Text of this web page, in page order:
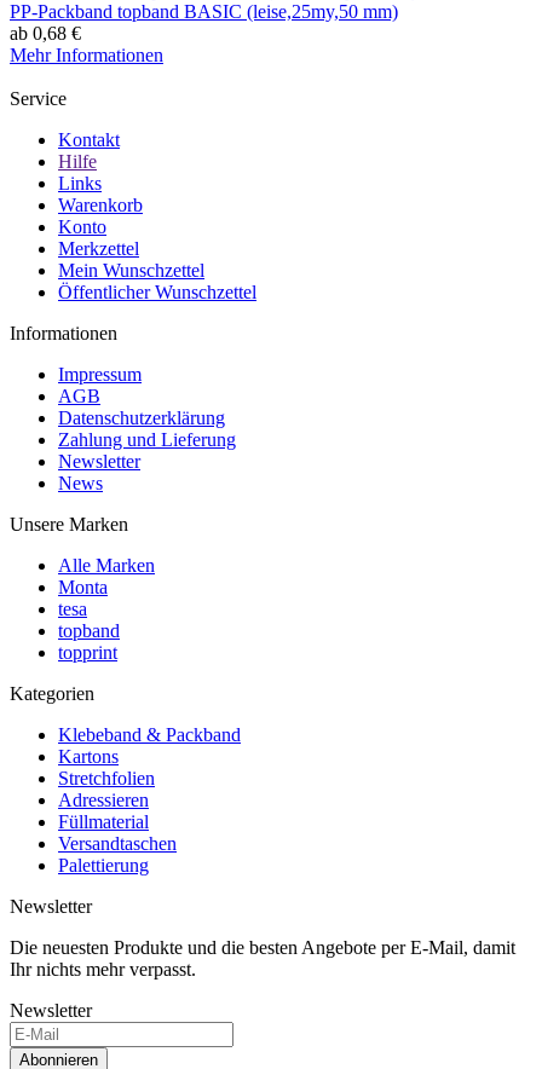
PP-Packband topband BASIC (leise,25my,50 mm)
ab 0,68 €
Mehr Informationen
Service
Kontakt
Hilfe
Links
Warenkorb
Konto
Merkzettel
Mein Wunschzettel
Öffentlicher Wunschzettel
Informationen
Impressum
AGB
Datenschutzerklärung
Zahlung und Lieferung
Newsletter
News
Unsere Marken
Alle Marken
Monta
tesa
topband
topprint
Kategorien
Klebeband & Packband
Kartons
Stretchfolien
Adressieren
Füllmaterial
Versandtaschen
Palettierung
Newsletter
Die neuesten Produkte und die besten Angebote per E-Mail, damit
Ihr nichts mehr verpasst.
Newsletter
Abonnieren